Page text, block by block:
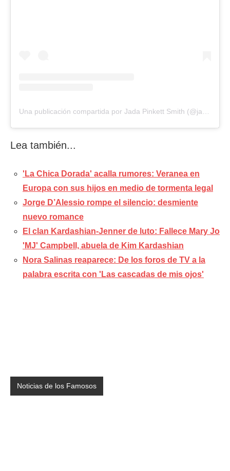
Lea también...
'La Chica Dorada' acalla rumores: Veranea en
Europa con sus hijos en medio de tormenta legal
Jorge D’Alessio rompe el silencio: desmiente
nuevo romance
El clan Kardashian-Jenner de luto: Fallece Mary Jo
'MJ' Campbell, abuela de Kim Kardashian
Nora Salinas reaparece: De los foros de TV a la
palabra escrita con 'Las cascadas de mis ojos'
Noticias de los Famosos